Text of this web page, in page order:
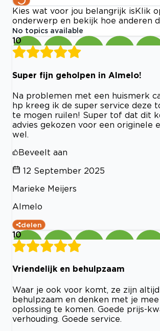
Kies wat voor jou belangrijk is Klik
onderwerp en bekijk hoe anderen
No topics available
10
Super fijn geholpen in Almelo!
Na problemen met een huismerk
hp kreeg ik de super service deze
te mogen ruilen! Super tof dat dit
advies gekozen voor een originele
wel.
Beveelt aan
12 September 2025
Marieke Meijers
Almelo
delen
10
Vriendelijk en behulpzaam
Waar je ook voor komt, ze zijn
behulpzaam en denken met je
oplossing te komen. Goede prijs-
verhouding. Goede service.